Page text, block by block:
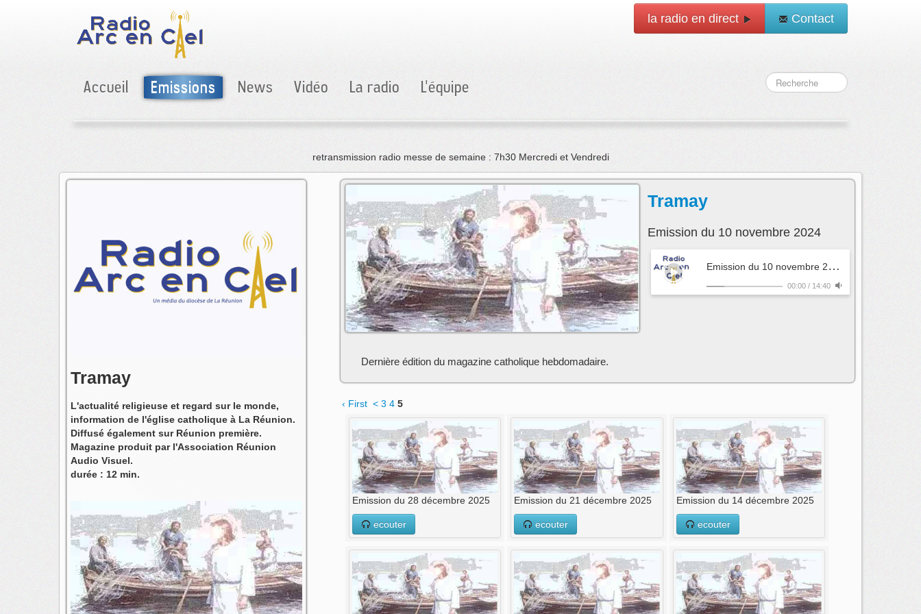
la radio en direct Contact
Accueil Emissions News Vidéo La radio L'équipe
retransmission radio messe de semaine : 7h30 Mercredi et Vendredi
Tramay
L'actualité religieuse et regard sur le monde,
information de l'église catholique à La Réunion.
Diffusé également sur Réunion première.
Magazine produit par l'Association Réunion
Audio Visuel.
durée : 12 min.
Tramay
Emission du 10 novembre 2024
E
mission du 10 novembre 2024
00:00/ 14:40
Dernière édition du magazine catholique hebdomadaire.
‹ First < 3 4 5
Emission du 28 décembre 2025
ecouter
Emission du 21 décembre 2025
ecouter
Emission du 14 décembre 2025
ecouter